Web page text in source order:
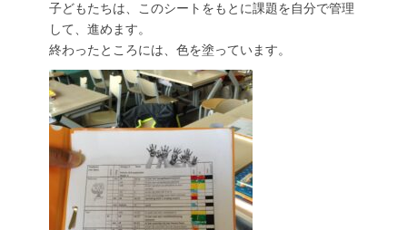
子どもたちは、このシートをもとに課題を自分で管理
して、進めます。
終わったところには、色を塗っています。